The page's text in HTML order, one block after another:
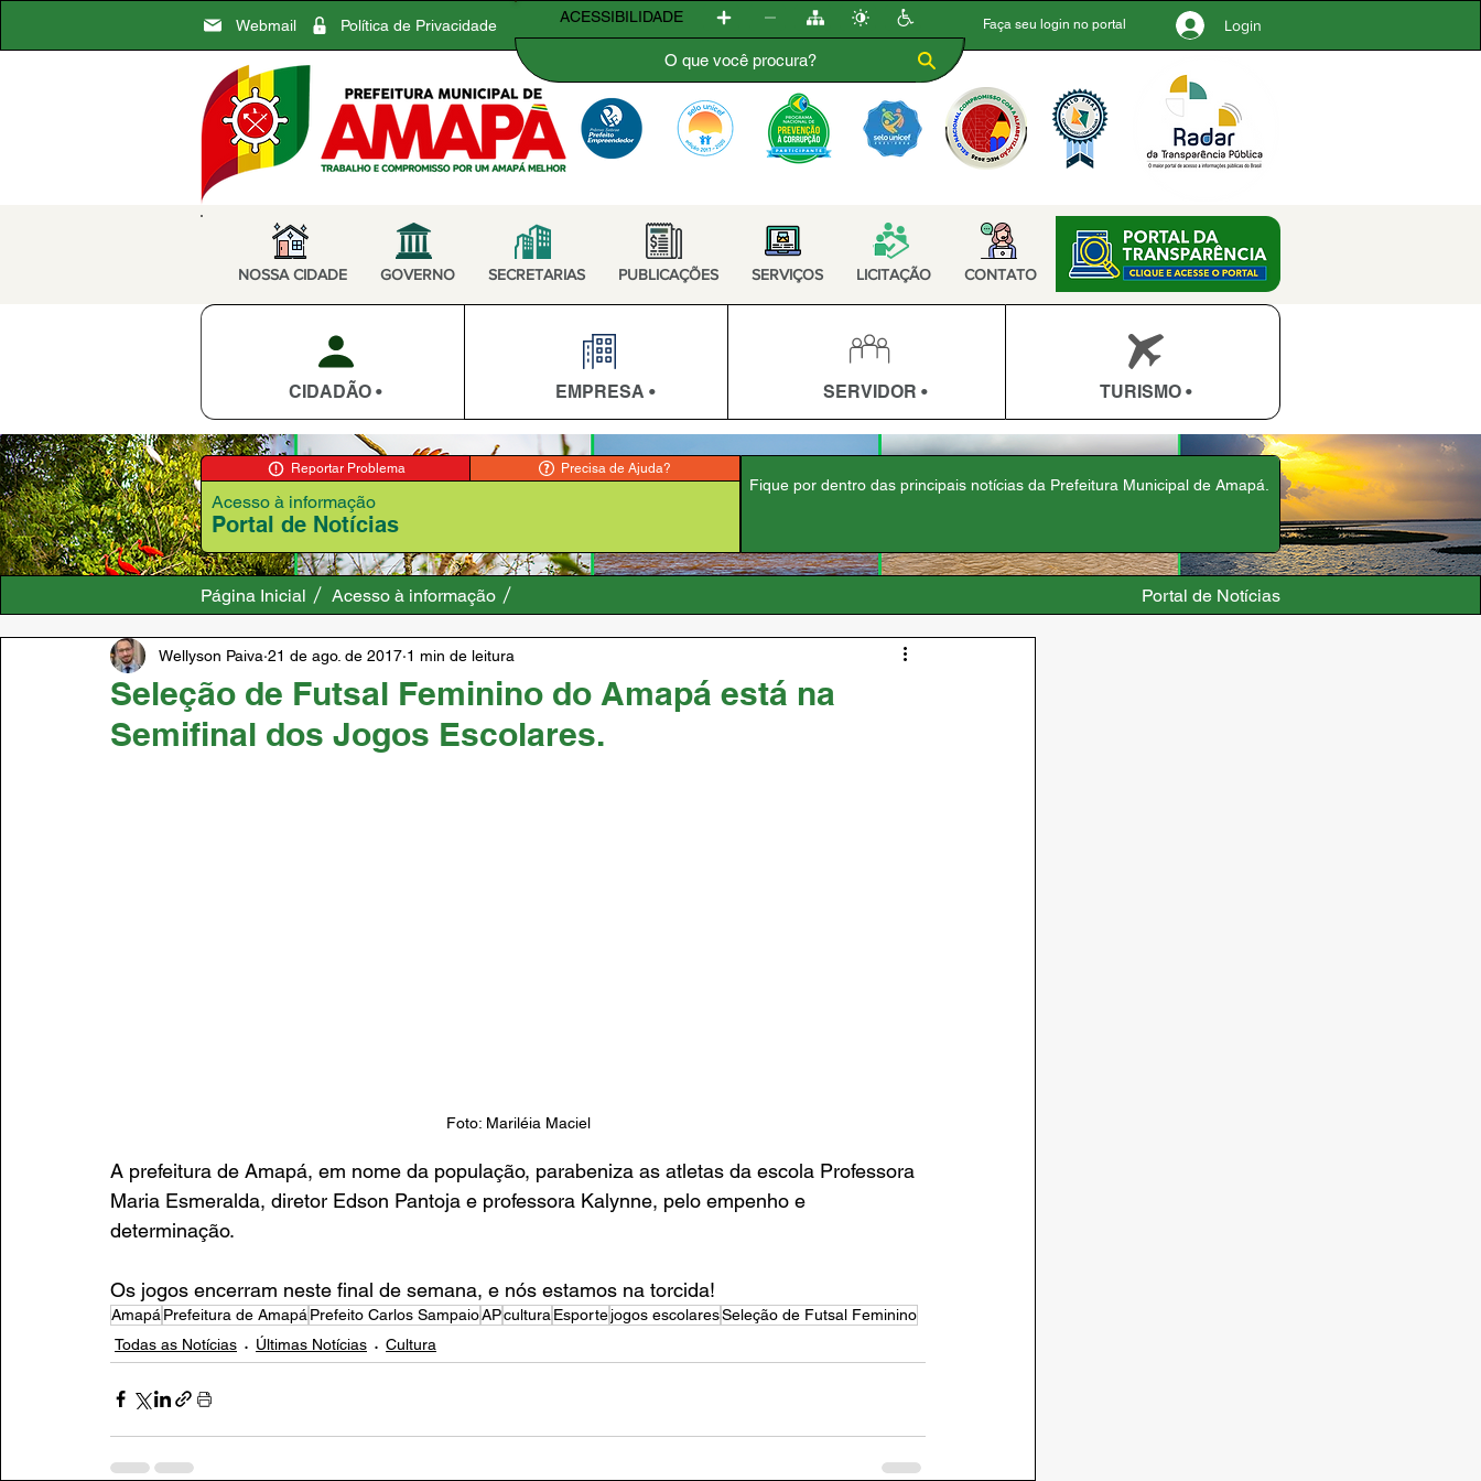
Webmail Política de Privacidade Faça seu login no portal Login
ACESSIBILIDADE
NOSSA CIDADE GOVERNO SECRETARIAS PUBLICAÇÕES SERVIÇOS LICITAÇÃO CONTATO
CIDADÃO • EMPRESA • SERVIDOR • TURISMO •
Reportar Problema Precisa de Ajuda?
Portal de Notícias
Acesso à informação
Fique por dentro das principais notícias da Prefeitura Municipal de Amapá.
Página Inicial Acesso à informação Portal de Notícias
Seleção de Futsal Feminino do Amapá está na
Semifinal dos Jogos Escolares.
Wellyson Paiva 21 de ago. de 2017 1 min de leitura
Foto: Mariléia Maciel
A prefeitura de Amapá, em nome da população, parabeniza as atletas da escola Professora
Maria Esmeralda, diretor Edson Pantoja e professora Kalynne, pelo empenho e
determinação.
Os jogos encerram neste final de semana, e nós estamos na torcida!
Amapá Prefeitura de Amapá Prefeito Carlos SampaioAPcultura Esportejogos escolaresSeleção de Futsal Feminino
Todas as Notícias
Últimas Notícias Cultura